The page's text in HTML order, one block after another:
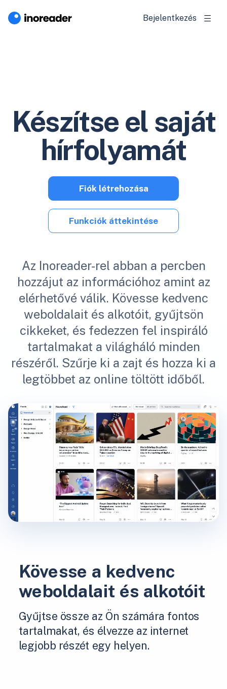
Bejelentkezés
Készítse el saját
hírfolyamát
Az Inoreader-rel abban a percben
hozzájut az információhoz amint az
elérhetővé válik. Kövesse kedvenc
weboldalait és alkotóit, gyűjtsön
cikkeket, és fedezzen fel inspiráló
tartalmakat a világháló minden
részéről. Szűrje ki a zajt és hozza ki a
legtöbbet az online töltött időből.
Fiók létrehozása
Funkciók áttekintése
Kövesse a kedvenc
weboldalait és alkotóit
Gyűjtse össze az Ön számára fontos
tartalmakat, és élvezze az internet
legjobb részét egy helyen.